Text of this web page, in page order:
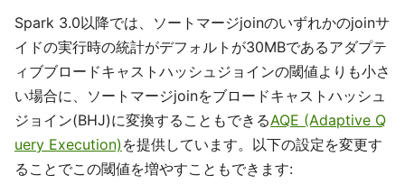
Spark 3.0以降では、ソートマージjoinのいずれかのjoinサ
イドの実行時の統計がデフォルトが30MBであるアダプテ
ィブブロードキャストハッシュジョインの閾値よりも小さ
い場合に、ソートマージjoinをブロードキャストハッシュ
ジョイン(BHJ)に変換することもできるAQE (Adaptive Q
uery Execution) を提供しています。以下の設定を変更す
ることでこの閾値を増やすこともできます: